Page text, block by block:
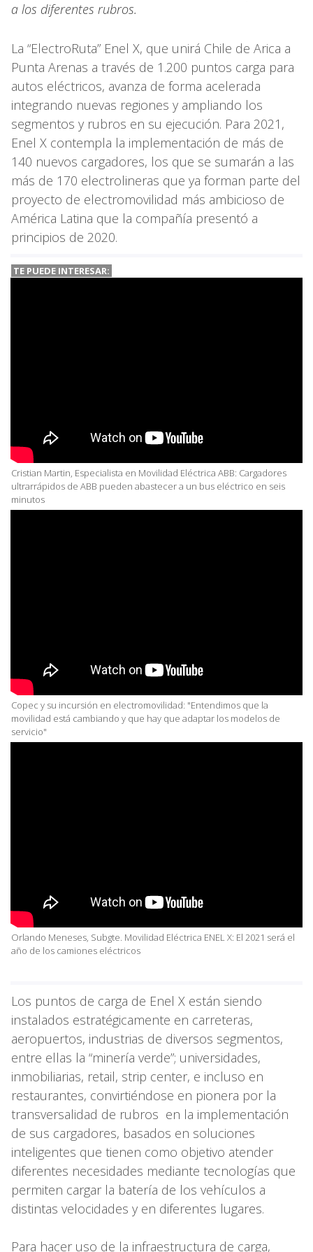
a los diferentes rubros.
La “ElectroRuta” Enel X, que unirá Chile de Arica a
Punta Arenas a través de 1.200 puntos carga para
autos eléctricos, avanza de forma acelerada
integrando nuevas regiones y ampliando los
segmentos y rubros en su ejecución. Para 2021,
Enel X contempla la implementación de más de
140 nuevos cargadores, los que se sumarán a las
más de 170 electrolineras que ya forman parte del
proyecto de electromovilidad más ambicioso de
América Latina que la compañía presentó a
principios de 2020.
TE PUEDE INTERESAR:
Cristian Martin, Especialista en Movilidad Eléctrica ABB: Cargadores
ultrarrápidos de ABB pueden abastecer a un bus eléctrico en seis
minutos
Copec y su incursión en electromovilidad: "Entendimos que la
movilidad está cambiando y que hay que adaptar los modelos de
servicio"
Orlando Meneses, Subgte. Movilidad Eléctrica ENEL X: El 2021 será el
año de los camiones eléctricos
Los puntos de carga de Enel X están siendo
instalados estratégicamente en carreteras,
aeropuertos, industrias de diversos segmentos,
entre ellas la “minería verde”; universidades,
inmobiliarias, retail, strip center, e incluso en
restaurantes, convirtiéndose en pionera por la
transversalidad de rubros en la implementación
de sus cargadores, basados en soluciones
inteligentes que tienen como objetivo atender
diferentes necesidades mediante tecnologías que
permiten cargar la batería de los vehículos a
distintas velocidades y en diferentes lugares.
Para hacer uso de la infraestructura de carga,